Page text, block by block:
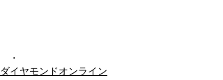
.
ダイヤモンドオンライン